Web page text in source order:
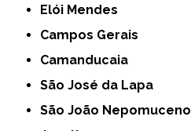
Elói Mendes
Campos Gerais
Camanducaia
São José da Lapa
São João Nepomuceno